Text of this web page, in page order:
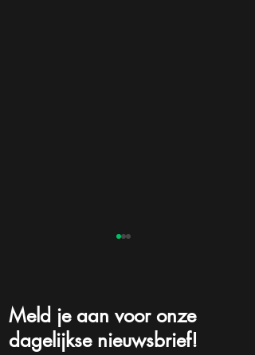
Meld je aan voor onze
dagelijkse nieuwsbrief!